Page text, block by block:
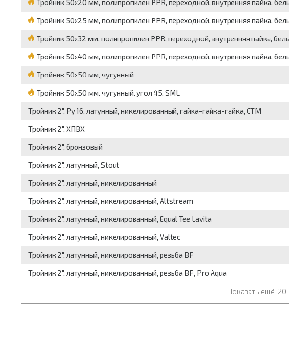
Тройник 50x20 мм, полипропилен PPR, переходной, внутренняя пайка,
Тройник 50x25 мм, полипропилен PPR, переходной, внутренняя пайка,
Тройник 50x32 мм, полипропилен PPR, переходной, внутренняя пайка,
Тройник 50x40 мм, полипропилен PPR, переходной, внутренняя пайка,
Тройник 50x50 мм, чугунный
Тройник 50x50 мм, чугунный, угол 45, SML
Тройник 2", Pу 16, латунный, никелированный, гайка-гайка-гайка, СТМ
Тройник 2", ХПВХ
Тройник 2", бронзовый
Тройник 2", латунный, Stout
Тройник 2", латунный, никелированный
Тройник 2", латунный, никелированный, Altstream
Тройник 2", латунный, никелированный, Equal Tee Lavita
Тройник 2", латунный, никелированный, Valtec
Тройник 2", латунный, никелированный, резьба ВР
Тройник 2", латунный, никелированный, резьба ВР, Pro Aqua
Показать ещё 20